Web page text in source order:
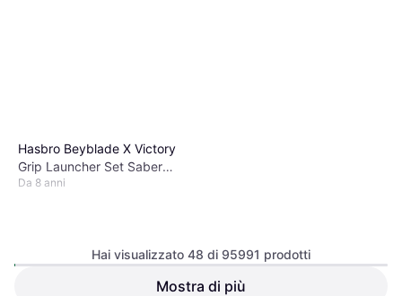
Hasbro Beyblade X Victory
Grip Launcher Set Saber
Samurai 2-70L
Da 8 anni
Hai visualizzato 48 di 95991 prodotti
Mostra di più